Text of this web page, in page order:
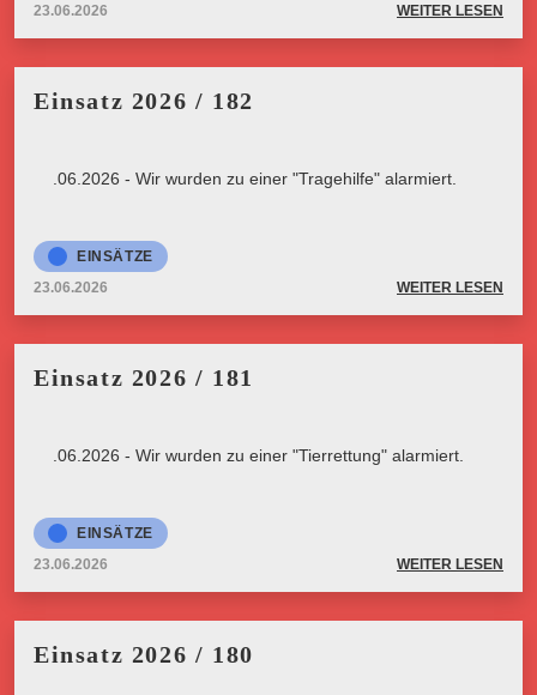
23.06.2026
WEITER LESEN
Einsatz 2026 / 182
23.06.2026 - Wir wurden zu einer "Tragehilfe" alarmiert.
EINSÄTZE
23.06.2026
WEITER LESEN
Einsatz 2026 / 181
23.06.2026 - Wir wurden zu einer "Tierrettung" alarmiert.
EINSÄTZE
23.06.2026
WEITER LESEN
Einsatz 2026 / 180